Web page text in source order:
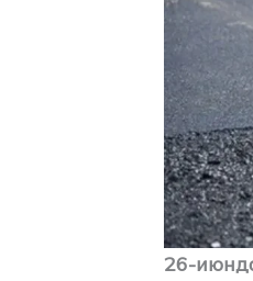
26-